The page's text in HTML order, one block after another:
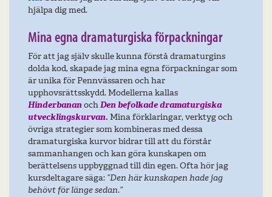
hjälpa dig med.
Mina egna dramaturgiska förpackningar
För att jag själv skulle kunna förstå dramaturgins
dolda kod, skapade jag mina egna förpackningar som
är unika för Pennvässaren och har
upphovsrättsskydd. Modellerna kallas
HinderbananochDen befolkade dramaturgiska
utvecklingskurvan. Mina förklaringar, verktyg och
övriga strategier som kombineras med dessa
dramaturgiska kurvor bidrar till att du förstår
sammanhangen och kan göra kunskapen om
berättelsens uppbyggnad till din egen. Ofta hör jag
kursdeltagare säga: ”Den här kunskapen hade jag
behövt för länge sedan.”